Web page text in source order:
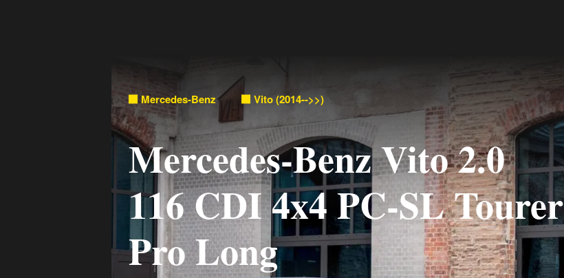
Mercedes-Benz Vito (2014-->>)
Mercedes-Benz Vito 2.0
116 CDI 4x4 PC-SL Tourer
Pro Long